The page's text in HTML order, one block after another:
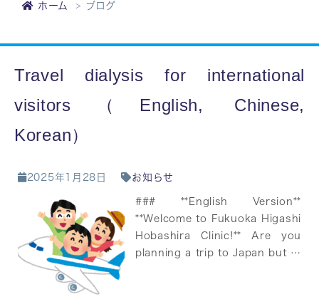
ホーム ブログ
Travel dialysis for international
visitors（English, Chinese,
Korean）
2025年1月28日 お知らせ
### **English Version**
**Welcome to Fukuoka Higashi
Hobashira Clinic!** Are you
planning a trip to Japan but …